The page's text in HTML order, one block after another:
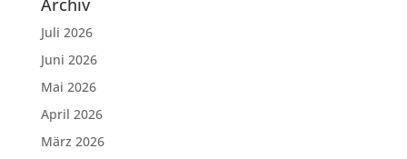
Archiv
Juli 2026
Juni 2026
Mai 2026
April 2026
März 2026